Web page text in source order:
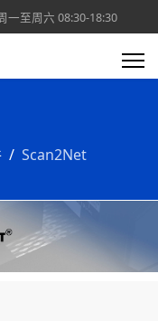
一至周六 08:30-18:30
Scan2Net